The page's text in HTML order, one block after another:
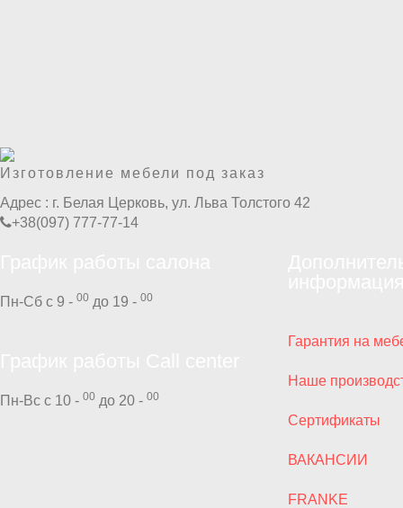
Изготовление мебели под заказ
Адрес : г. Белая Церковь, ул. Льва Толстого 42
+38(097) 777-77-14
Пн-Сб с 9 - 00 до 19 - 00
Пн-Вс с 10 - 00 до 20 - 00
Гарантия на
Наше
Сертификаты
ВАКАНСИИ
FRANKE